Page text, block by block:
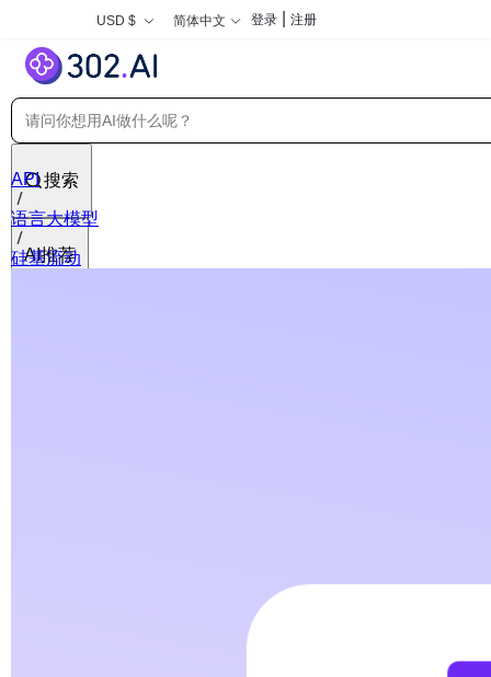
USD $ 简体中文 登录 注册
搜索
AI推荐
API
语言大模型
硅基流动